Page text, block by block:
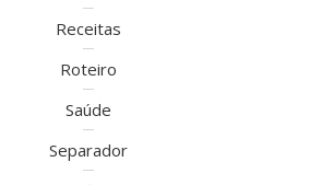
Receitas
Roteiro
Saúde
Separador